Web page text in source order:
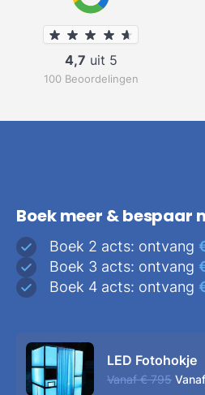
4,7 uit 5
100 Beoordelingen
Boek meer & bespaar
Boek 2 acts: ontvang
Boek 3 acts: ontvang
Boek 4 acts: ontvang
LED Fotohokje
Vanaf € 795 Vanaf